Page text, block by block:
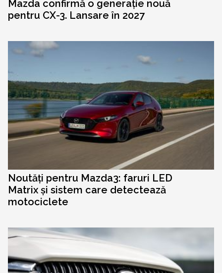
Mazda confirmă o generație nouă
pentru CX-3. Lansare în 2027
Noutăți pentru Mazda3: faruri LED
Matrix și sistem care detectează
motociclete